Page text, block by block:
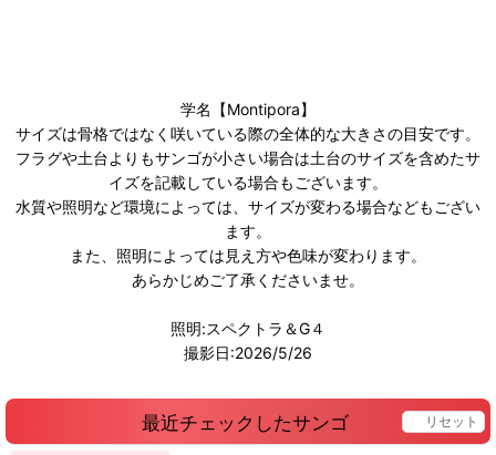
学名【Montipora】
サイズは骨格ではなく咲いている際の全体的な大きさの目安です。
フラグや土台よりもサンゴが小さい場合は土台のサイズを含めたサ
イズを記載している場合もございます。
水質や照明など環境によっては、サイズが変わる場合などもござい
ます。
また、照明によっては見え方や色味が変わります。
あらかじめご了承くださいませ。
照明:スペクトラ＆G４
撮影日:2026/5/26
最近チェックしたサンゴ リセット